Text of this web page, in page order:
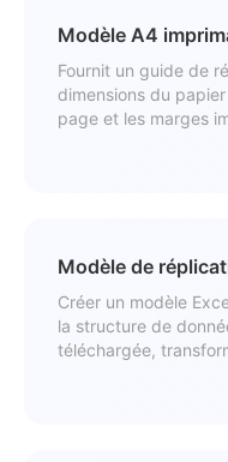
Modèle A4
Fournit un guide de
dimensions du
page et les marges
Modèle de
Créer un modèle
la structure de
téléchargée,